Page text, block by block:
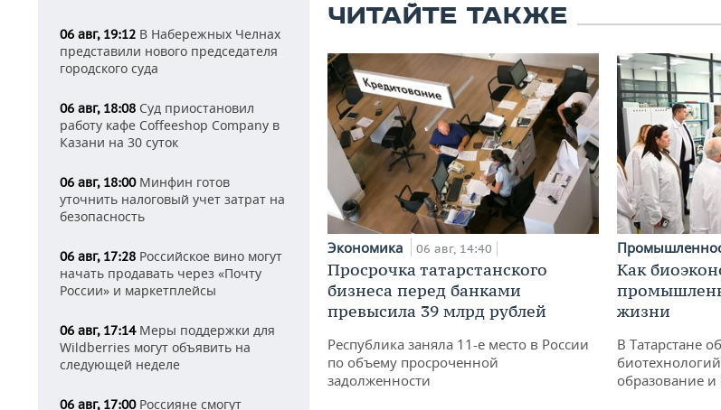
06 авг, 19:12 В Набережных Челнах
представили нового председателя
городского суда
06 авг, 18:08 Суд приостановил
работу кафе Coffeeshop Company в
Казани на 30 суток
06 авг, 18:00Минфин готов
уточнить налоговый учет затрат на
безопасность
06 авг, 17:28 Российское вино могут
начать продавать через «Почту
России» и маркетплейсы
06 авг, 17:14Меры поддержки для
Wildberries могут объявить на
следующей неделе
06 авг, 17:00Россияне смогут
ЧИТАЙТЕ ТАКЖЕ
Экономика 06 авг, 14:40
Просрочка татарстанского
бизнеса перед банками
превысила 39 млрд рублей
Республика заняла 11-е место в России
по объему просроченной
задолженности
Как
жизни
В Татарстане
образование